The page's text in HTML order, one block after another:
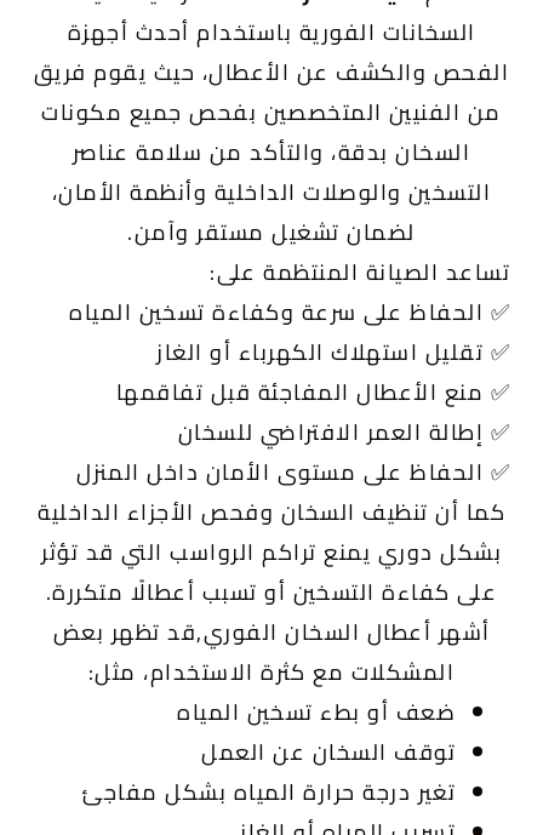
السخانات الفورية باستخدام أحدث أجهزة
الفحص والكشف عن الأعطال، حيث يقوم فريق
من الفنيين المتخصصين بفحص جميع مكونات
السخان بدقة، والتأكد من سلامة عناصر
التسخين والوصلات الداخلية وأنظمة الأمان،
لضمان تشغيل مستقر وآمن.
تساعد الصيانة المنتظمة على:
✅ الحفاظ على سرعة وكفاءة تسخين المياه
✅ تقليل استهلاك الكهرباء أو الغاز
✅ منع الأعطال المفاجئة قبل تفاقمها
✅ إطالة العمر الافتراضي للسخان
✅ الحفاظ على مستوى الأمان داخل المنزل
كما أن تنظيف السخان وفحص الأجزاء الداخلية
بشكل دوري يمنع تراكم الرواسب التي قد تؤثر
على كفاءة التسخين أو تسبب أعطالًا متكررة.
أشهر أعطال السخان الفوري,قد تظهر بعض
المشكلات مع كثرة الاستخدام، مثل:
ضعف أو بطء تسخين المياه
توقف السخان عن العمل
تغير درجة حرارة المياه بشكل مفاجئ